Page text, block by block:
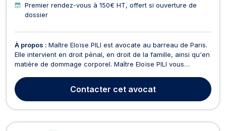
Premier rendez-vous à 150€ HT, offert si ouverture de
dossier
À propos : Maître Eloïse PILI est avocate au barreau de Paris.
Elle intervient en droit pénal, en droit de la famille, ainsi qu'en
matière de dommage corporel. Maître Eloïse PILI vous
vue, audition libre, instruction, audience correctionnelle ou
criminelle, demande d’aménag...
Contacter cet avocat